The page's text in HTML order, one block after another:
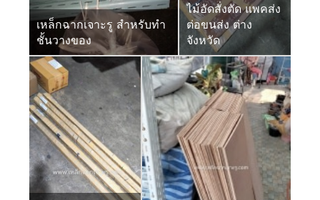
เหล็กฉากเจาะรู สำหรับทำ
ชั้นวางของ
ไม้อัดสั่งตัด แพคส่ง
ต่อขนส่ง ต่าง
จังหวัด